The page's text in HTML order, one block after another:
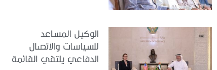
الوكيل المساعد
للسياسات والاتصال
الدفاعي يلتقي القائمة